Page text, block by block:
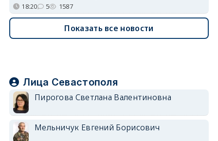
18:20 5 1587
Показать все новости
Лица Севастополя
Пирогова Светлана Валентиновна
Мельничук Евгений Борисович